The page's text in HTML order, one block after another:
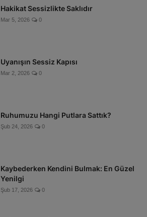
Hakikat Sessizlikte Saklıdır
Mar 5, 2026 0
Uyanışın Sessiz Kapısı
Mar 2, 2026 0
Ruhumuzu Hangi Putlara Sattık?
Şub 24, 2026 0
Kaybederken Kendini Bulmak: En Güzel
Yenilgi
Şub 17, 2026 0